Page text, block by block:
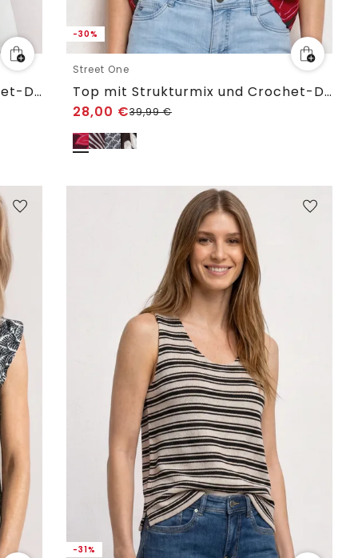
Top mit Strukturmix und Crochet-Details
-30%
Street One
Top mit Strukturmix und Crochet-Details
28,00 €39,99€
-31%